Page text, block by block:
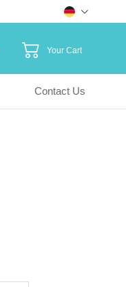
Your Cart
Contact Us